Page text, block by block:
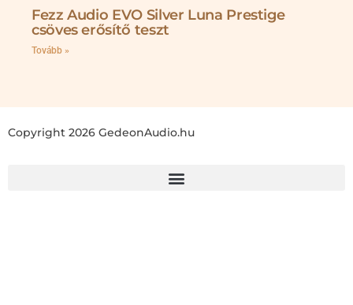
Fezz Audio EVO Silver Luna Prestige
csöves erősítő teszt
Tovább »
Copyright 2026 GedeonAudio.hu